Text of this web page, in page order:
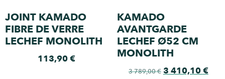
JOINT KAMADO
FIBRE DE VERRE
LECHEF MONOLITH
113,90€
KAMADO
AVANTGARDE
LECHEF Ø52 CM
MONOLITH
3 789,00€ 3 410,10€